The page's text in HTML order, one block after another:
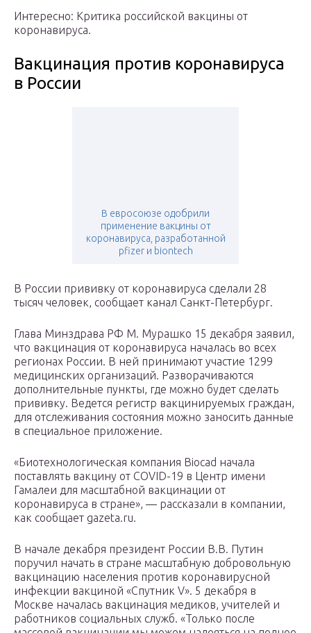
Интересно: Критика российской вакцины от
коронавируса.
Вакцинация против коронавируса
в России
В евросоюзе одобрили
применение вакцины от
коронавируса, разработанной
pfizer и biontech
В России прививку от коронавируса сделали 28
тысяч человек, сообщает канал Санкт-Петербург.
Глава Минздрава РФ М. Мурашко 15 декабря заявил,
что вакцинация от коронавируса началась во всех
регионах России. В ней принимают участие 1299
медицинских организаций. Разворачиваются
дополнительные пункты, где можно будет сделать
прививку. Ведется регистр вакцинируемых граждан,
для отслеживания состояния можно заносить данные
в специальное приложение.
«Биотехнологическая компания Biocad начала
поставлять вакцину от COVID-19 в Центр имени
Гамалеи для масштабной вакцинации от
коронавируса в стране», — рассказали в компании,
как сообщает gazeta.ru.
В начале декабря президент России В.В. Путин
поручил начать в стране масштабную добровольную
вакцинацию населения против коронавирусной
инфекции вакциной «Спутник V». 5 декабря в
Москве началась вакцинация медиков, учителей и
работников социальных служб. «Только после